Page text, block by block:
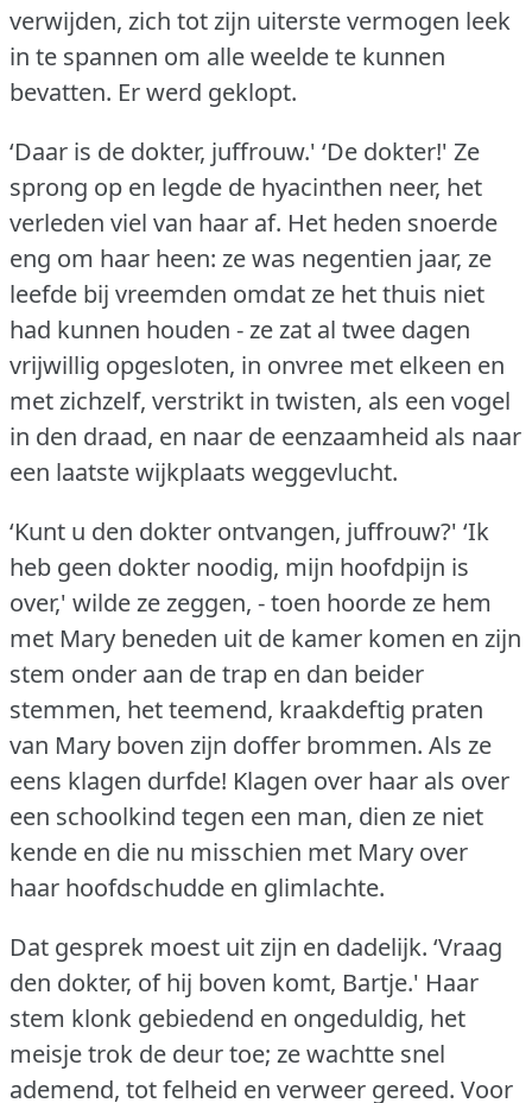
verwijden, zich tot zijn uiterste vermogen leek
in te spannen om alle weelde te kunnen
bevatten. Er werd geklopt.
‘Daar is de dokter, juffrouw.' ‘De dokter!' Ze
sprong op en legde de hyacinthen neer, het
verleden viel van haar af. Het heden snoerde
eng om haar heen: ze was negentien jaar, ze
leefde bij vreemden omdat ze het thuis niet
had kunnen houden - ze zat al twee dagen
vrijwillig opgesloten, in onvree met elkeen en
met zichzelf, verstrikt in twisten, als een vogel
in den draad, en naar de eenzaamheid als naar
een laatste wijkplaats weggevlucht.
‘Kunt u den dokter ontvangen, juffrouw?' ‘Ik
heb geen dokter noodig, mijn hoofdpijn is
over,' wilde ze zeggen, - toen hoorde ze hem
met Mary beneden uit de kamer komen en zijn
stem onder aan de trap en dan beider
stemmen, het teemend, kraakdeftig praten
van Mary boven zijn doffer brommen. Als ze
eens klagen durfde! Klagen over haar als over
een schoolkind tegen een man, dien ze niet
kende en die nu misschien met Mary over
haar hoofdschudde en glimlachte.
Dat gesprek moest uit zijn en dadelijk. ‘Vraag
den dokter, of hij boven komt, Bartje.' Haar
stem klonk gebiedend en ongeduldig, het
meisje trok de deur toe; ze wachtte snel
ademend, tot felheid en verweer gereed. Voor